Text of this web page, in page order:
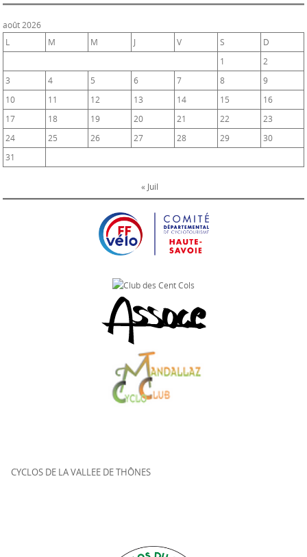
août 2026
L
M M J V S
D
1
2
3
4 5 6 7 8
9
10
11 12 13 14 15
16
17
18 19 20 21 22
23
24
25 26 27 28 29
30
31
« Juil
CYCLOS DE LA VALLEE DE THÔNES